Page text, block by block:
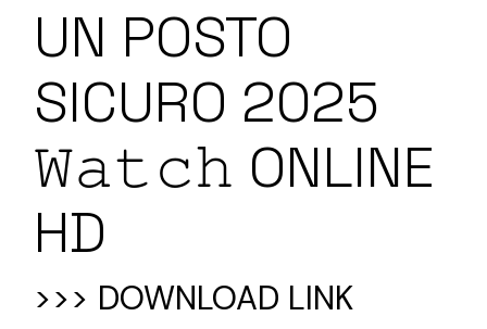
UN POSTO
SICURO 2025
𝚆𝚊𝚝𝚌𝚑 ONLINE
HD
>>> DOWNLOAD LINK